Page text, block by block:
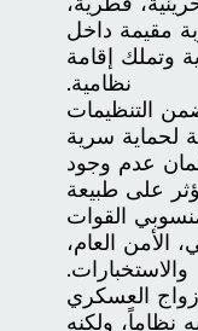
مقيمة داخل
وتملك إقامة
نظامية.
التنظيمات
لحماية سرية
عدم وجود
على طبيعة
القوات
الأمن العام،
والاستخبارات.
العسكري
نظاماً، ولكنه